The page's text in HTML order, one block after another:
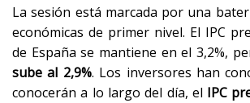
La sesión está marcada por una
económicas de primer nivel. El IPC
de España se mantiene en el 3,2%,
sube al 2,9%. Los inversores han
conocerán a lo largo del día, el IPC